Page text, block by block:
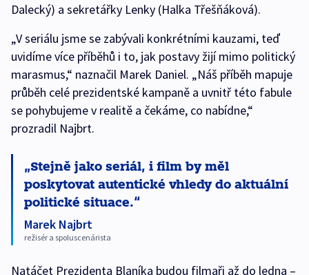
Dalecký) a sekretářky Lenky (Halka Třešňáková).
„V seriálu jsme se zabývali konkrétními kauzami, teď
uvidíme více příběhů i to, jak postavy žijí mimo politický
marasmus,“ naznačil Marek Daniel. „Náš příběh mapuje
průběh celé prezidentské kampaně a uvnitř této fabule
se pohybujeme v realitě a čekáme, co nabídne,“
prozradil Najbrt.
Stejně jako seriál, i film by měl
poskytovat autentické vhledy do aktuální
politické situace.
Marek Najbrt
režisér a spoluscenárista
Natáčet Prezidenta Blaníka budou filmaři až do ledna –